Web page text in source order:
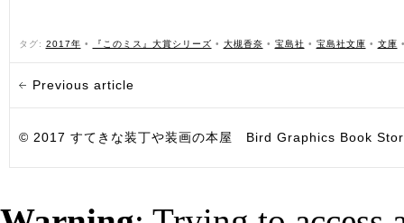
タグ: 2017年 • 『このミス』大賞シリーズ • 大槻香奈 • 宝島社 • 宝島社文庫 • 文庫
Previous article
© 2017 すてきな装丁や装画の本屋 Bird Graphics Book